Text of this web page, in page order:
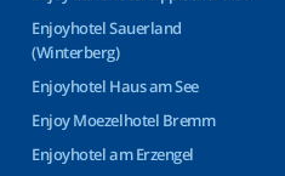
Enjoyhotel Sauerland
(Winterberg)
Enjoyhotel Haus am See
Enjoy Moezelhotel Bremm
Enjoyhotel am Erzengel